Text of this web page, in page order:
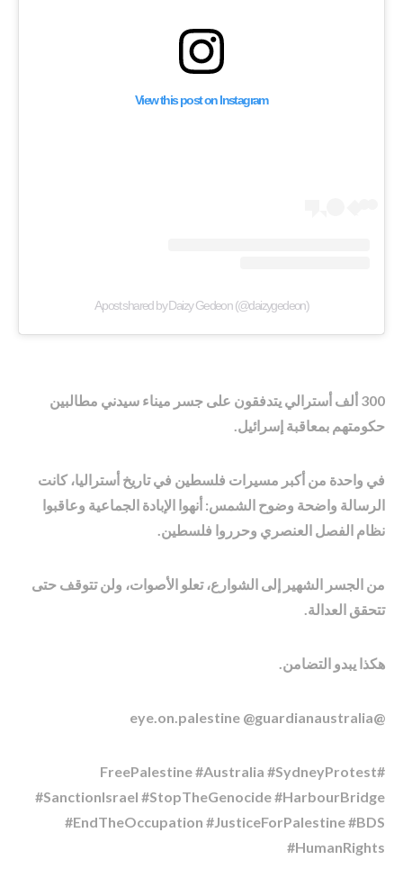
View this post on Instagram
A post shared by Daizy Gedeon (@daizygedeon)
300 ألف أسترالي يتدفقون على جسر ميناء سيدني مطالبين
حكومتهم بمعاقبة إسرائيل.
في واحدة من أكبر مسيرات فلسطين في تاريخ أستراليا، كانت
الرسالة واضحة وضوح الشمس: أنهوا الإبادة الجماعية وعاقبوا
نظام الفصل العنصري وحرروا فلسطين.
من الجسر الشهير إلى الشوارع، تعلو الأصوات، ولن تتوقف حتى
تتحقق العدالة.
هكذا يبدو التضامن.
@eye.on.palestine @guardianaustralia
#FreePalestine #Australia #SydneyProtest
#SanctionIsrael #StopTheGenocide #HarbourBridge
#EndTheOccupation #JusticeForPalestine #BDS
#HumanRights